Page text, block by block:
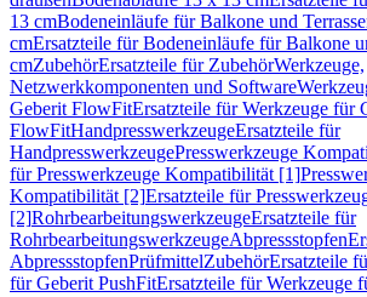
13 cmBodeneinläufe für Balkone und
cmErsatzteile für Bodeneinläufe für Balkone
cmZubehörErsatzteile für ZubehörWerkzeuge,
Netzwerkkomponenten und Software
Geberit FlowFitErsatzteile für Werkzeuge für
FlowFitHandpresswerkzeugeErsatzteile für
HandpresswerkzeugePresswerkzeuge
für Presswerkzeuge Kompatibilität [1]
Kompatibilität [2]Ersatzteile für
[2]RohrbearbeitungswerkzeugeErsatzteile für
RohrbearbeitungswerkzeugeAbpressstopfen
AbpressstopfenPrüfmittelZubehörErsatzteile
für Geberit PushFitErsatzteile für Werkzeuge